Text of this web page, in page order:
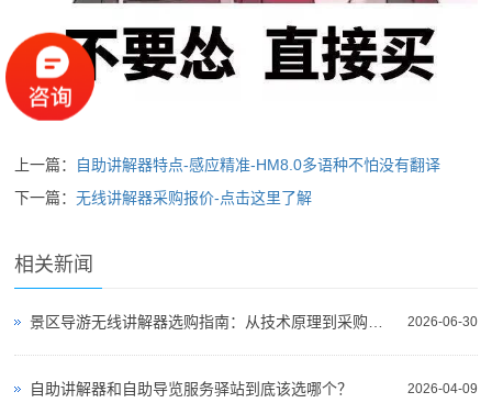
上一篇： 自助讲解器特点-感应精准-HM8.0多语种不怕没有翻译
下一篇：无线讲解器采购报价-点击这里了解
相关新闻
2026-06-30
景区导游无线讲解器选购指南：从技术原理到采购决策
2026-04-09
自助讲解器和自助导览服务驿站到底该选哪个？